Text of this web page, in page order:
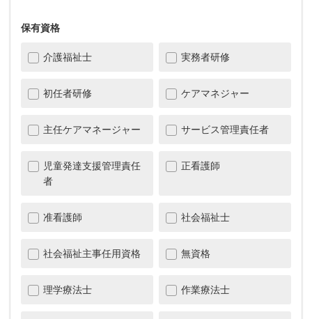
保有資格
介護福祉士 実務者研修
初任者研修 ケアマネジャー
主任ケアマネージャー サービス管理責任者
児童発達支援管理責任
者
正看護師
准看護師 社会福祉士
社会福祉主事任用資格 無資格
理学療法士 作業療法士